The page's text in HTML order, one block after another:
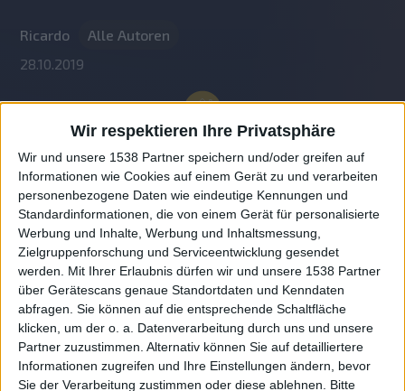
Wir respektieren Ihre Privatsphäre
Wir und unsere 1538 Partner speichern und/oder greifen auf
Informationen wie Cookies auf einem Gerät zu und verarbeiten
personenbezogene Daten wie eindeutige Kennungen und
Standardinformationen, die von einem Gerät für personalisierte
Werbung und Inhalte, Werbung und Inhaltsmessung,
Zielgruppenforschung und Serviceentwicklung gesendet
werden.
Mit Ihrer Erlaubnis dürfen wir und unsere 1538 Partner
über Gerätescans genaue Standortdaten und Kenndaten
abfragen. Sie können auf die entsprechende Schaltfläche
klicken, um der o. a. Datenverarbeitung durch uns und unsere
Partner zuzustimmen. Alternativ können Sie auf detailliertere
Informationen zugreifen und Ihre Einstellungen ändern, bevor
Sie der Verarbeitung zustimmen oder diese ablehnen.
Bitte
Ricardo
Alle Autoren
28.10.2019
Auf DESMONDO findet Ihr Inspirationen für
individuelles, gemütliches und intelligentes Wohnen,
die aktuellsten Einrichtungstrends und Informatives zu
neuesten Smart Home Systemen.
Rechtliches